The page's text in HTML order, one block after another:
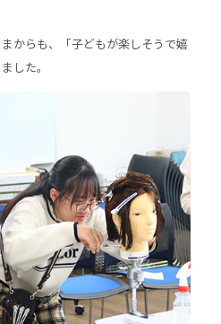
からも、「子どもが楽しそうで嬉
した。